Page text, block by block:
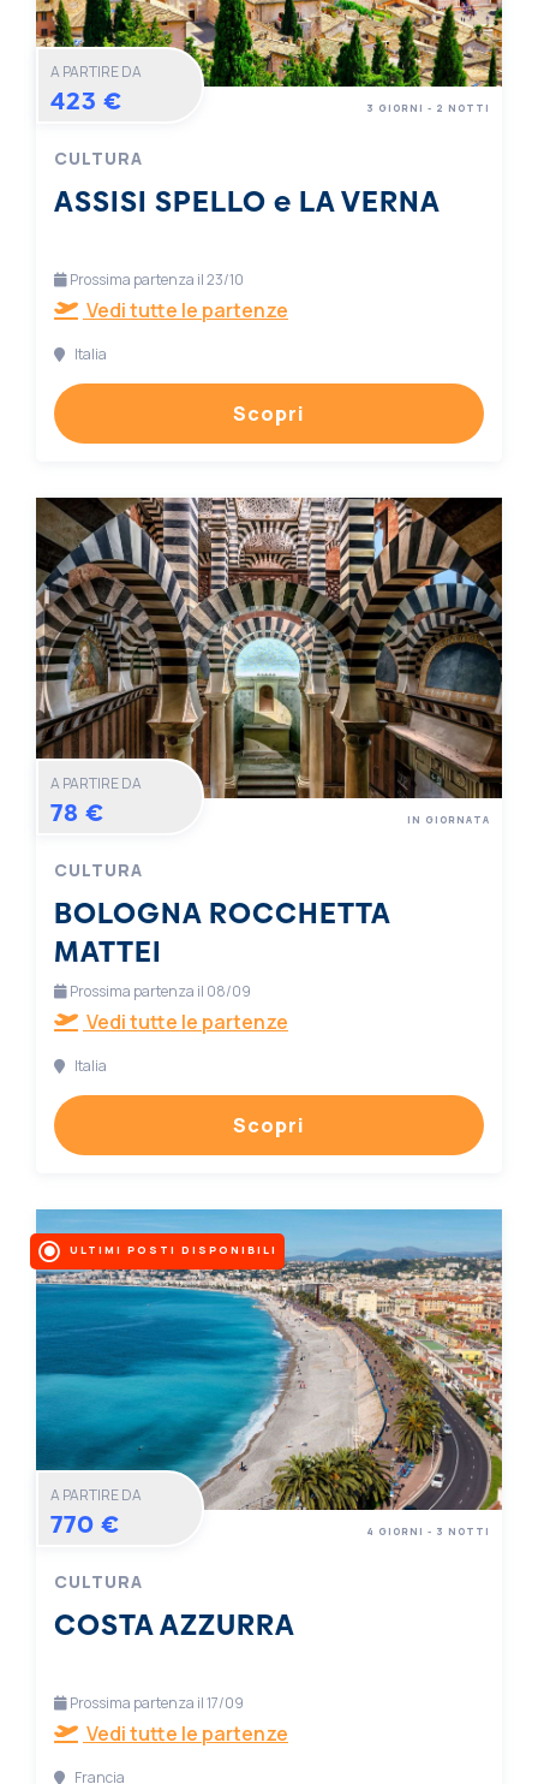
A PARTIRE DA
423 €
CULTURA
ASSISI SPELLO e LA VERNA
3 GIORNI - 2 NOTTI
Prossima partenza il 23/10
Vedi tutte le partenze
Italia
Scopri
A PARTIRE DA
78 €
CULTURA
BOLOGNA ROCCHETTA
MATTEI
IN GIORNATA
Prossima partenza il 08/09
Vedi tutte le partenze
Italia
Scopri
ULTIMI POSTI DISPONIBILI
A PARTIRE DA
770 €
CULTURA
COSTA AZZURRA
4 GIORNI - 3 NOTTI
Prossima partenza il 17/09
Vedi tutte le partenze
Francia